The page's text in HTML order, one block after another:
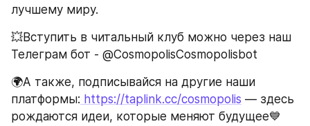
лучшему миру.
💥Вступить в читальный клуб можно через наш
Телеграм бот - @CosmopolisCosmopolisbot
🌍А также, подписывайся на другие наши
платформы: https://taplink.cc/cosmopolis — здесь
рождаются идеи, которые меняют будущее💙